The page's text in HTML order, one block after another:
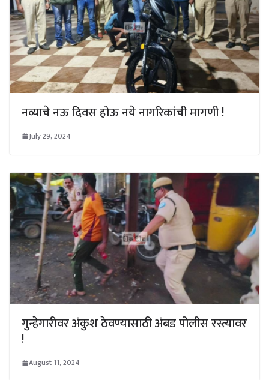
नव्याचे नऊ दिवस होऊ नये नागरिकांची मागणी !
July 29, 2024
गुन्हेगारीवर अंकुश ठेवण्यासाठी अंबड पोलीस रस्त्यावर
!
August 11, 2024